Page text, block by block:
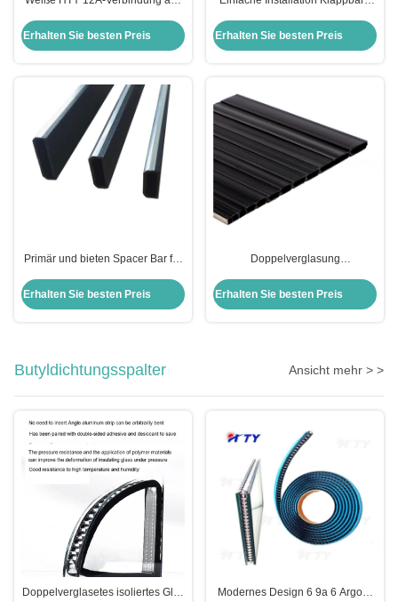
Warmrand-Abstandsschiene für
Doppelverglasung Blind
Erhalten Sie besten Preis
Isolierglas Fensterdichtung
Erhalten Sie besten Preis
Primär und bieten Spacer Bar für
schwarze Farbe Warm Rand
Erhalten Sie besten Preis
Doppelverglasung
Abstandsstange mit staubdichten
Insektenschutzfunktion
Erhalten Sie besten Preis
Butyldichtungsspalter Ansicht mehr > >
Doppelverglasetes isoliertes Glas
Modernes Design 6 9a 6 Argon-